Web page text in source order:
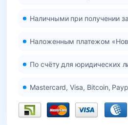
Наличными при получении
Наложенным платежом
По счёту для юридических
Mastercard, Visa, Bitcoin,